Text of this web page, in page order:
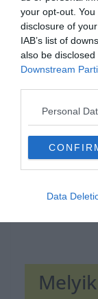
your opt-out.
disclosure of
IAB’s list of
also be
Downstream
Personal
Data